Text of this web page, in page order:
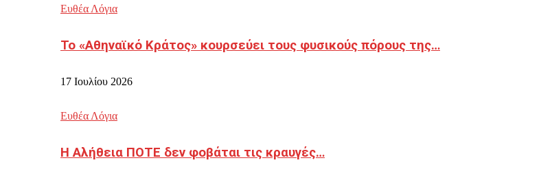
Ευθέα Λόγια
Το «Αθηναϊκό Κράτος» κουρσεύει τους φυσικούς πόρους της…
17 Ιουλίου 2026
Ευθέα Λόγια
Η Αλήθεια ΠΟΤΕ δεν φοβάται τις κραυγές…